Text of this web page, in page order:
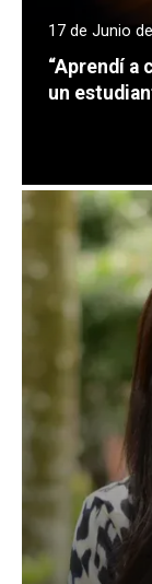
17 de Junio
“Aprendí a
un